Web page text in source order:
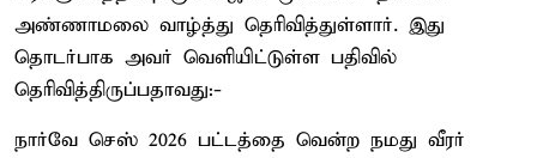
அண்ணாமலை வாழ்த்து தெரிவித்துள்ளார். இது
தொடர்பாக அவர் வெளியிட்டுள்ள பதிவில்
தெரிவித்திருப்பதாவது:-
நார்வே செஸ் 2026 பட்டத்தை வென்ற நமது வீரர்